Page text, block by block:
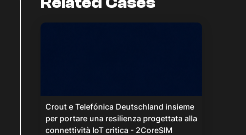
Crout e Telefónica Deutschland insieme
per portare una resilienza progettata alla
connettività IoT critica - 2CoreSIM